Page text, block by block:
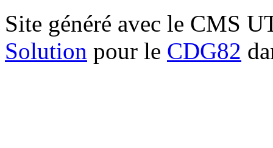
Site généré avec le CMS
Solution pour le CDG82